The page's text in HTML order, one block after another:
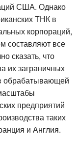
США. Однако
ТНК в
корпораций,
составляют все
сказать, что
их заграничных
обрабатывающей
предприятий
таких
и Англия.